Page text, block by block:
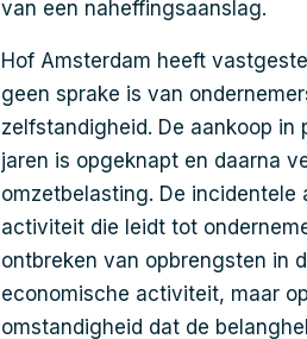
van een naheffingsaanslag.
Hof Amsterdam heeft
geen sprake is van
zelfstandigheid. De aankoop
jaren is opgeknapt en daarna
omzetbelasting. De
activiteit die leidt tot
ontbreken van opbrengsten in
economische activiteit, maar
omstandigheid dat de